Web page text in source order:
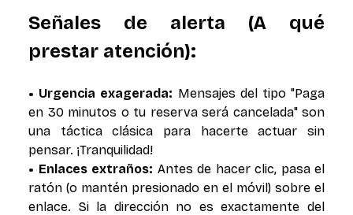
Señales de alerta (A qué
prestar atención):
• Urgencia exagerada: Mensajes del tipo "Paga
en 30 minutos o tu reserva será cancelada" son
una táctica clásica para hacerte actuar sin
pensar. ¡Tranquilidad!
• Enlaces extraños: Antes de hacer clic, pasa el
ratón (o mantén presionado en el móvil) sobre el
enlace. Si la dirección no es exactamente del